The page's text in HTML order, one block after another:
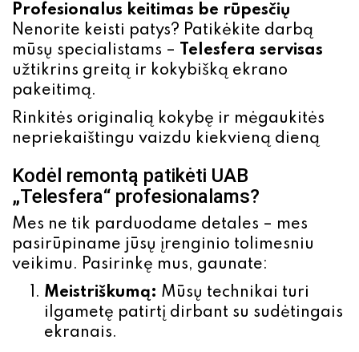
Profesionalus keitimas be rūpesčių
Nenorite keisti patys? Patikėkite darbą
mūsų specialistams – Telesfera servisas
užtikrins greitą ir kokybišką ekrano
pakeitimą.
Rinkitės originalią kokybę ir mėgaukitės
nepriekaištingu vaizdu kiekvieną dieną
Kodėl remontą patikėti UAB
„Telesfera“ profesionalams?
Mes ne tik parduodame detales – mes
pasirūpiname jūsų įrenginio tolimesniu
veikimu. Pasirinkę mus, gaunate:
Meistriškumą: Mūsų technikai turi
ilgametę patirtį dirbant su sudėtingais
ekranais.